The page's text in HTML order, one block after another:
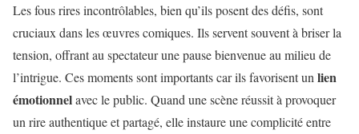
Les fous rires incontrôlables, bien qu’ils posent des défis, sont
cruciaux dans les œuvres comiques. Ils servent souvent à briser la
tension, offrant au spectateur une pause bienvenue au milieu de
l’intrigue. Ces moments sont importants car ils favorisent un lien
émotionnelavec le public. Quand une scène réussit à provoquer
un rire authentique et partagé, elle instaure une complicité entre